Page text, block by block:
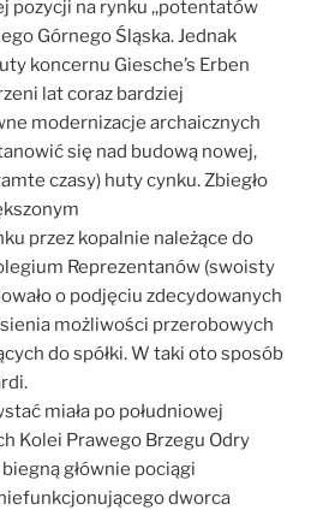
pozycji na rynku ,,potentatów
Górnego Śląska. Jednak
koncernu Giesche’s Erben
lat coraz bardziej
modernizacje archaicznych
się nad budową nowej,
czasy) huty cynku. Zbiegło
przez kopalnie należące do
Reprezentanów (swoisty
o podjęciu zdecydowanych
możliwości przerobowych
do spółki. W taki oto sposób
miała po południowej
Kolei Prawego Brzegu Odry
głównie pociągi
dworca